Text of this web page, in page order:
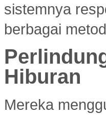
sistemnya
berbagai
Hiburan
Mereka